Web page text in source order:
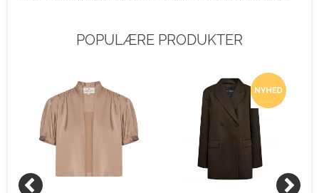
POPULÆRE PRODUKTER